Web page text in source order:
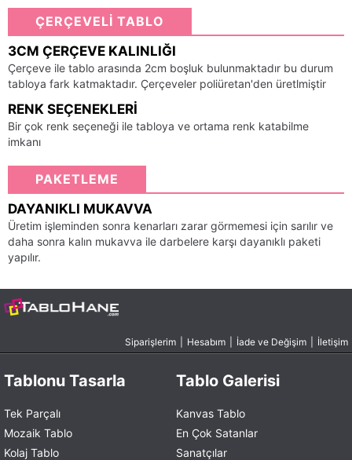
ÇERÇEVELİ TABLO
3CM ÇERÇEVE KALINLIĞI
Çerçeve ile tablo arasında 2cm boşluk bulunmaktadır bu durum
tabloya fark katmaktadır. Çerçeveler poliüretan'den üretlmiştir
RENK SEÇENEKLERI
Bir çok renk seçeneği ile tabloya ve ortama renk katabilme
imkanı
PAKETLEME
DAYANIKLI MUKAVVA
Üretim işleminden sonra kenarları zarar görmemesi için sarılır ve
daha sonra kalın mukavva ile darbelere karşı dayanıklı paketi
yapılır.
Siparişlerim Hesabım İade ve Değişim İletişim
Tablonu Tasarla
Tek Parçalı
Mozaik Tablo
Kolaj Tablo
Tablo Galerisi
Kanvas Tablo
En Çok Satanlar
Sanatçılar